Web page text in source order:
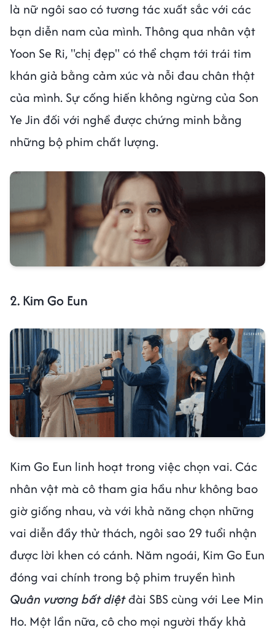
là nữ ngôi sao có tương tác xuất sắc với các
bạn diễn nam của mình. Thông qua nhân vật
Yoon Se Ri, "chị đẹp" có thể chạm tới trái tim
khán giả bằng cảm xúc và nỗi đau chân thật
của mình. Sự cống hiến không ngừng của Son
Ye Jin đối với nghề được chứng minh bằng
những bộ phim chất lượng.
2. Kim Go Eun
Kim Go Eun linh hoạt trong việc chọn vai. Các
nhân vật mà cô tham gia hầu như không bao
giờ giống nhau, và với khả năng chọn những
vai diễn đầy thử thách, ngôi sao 29 tuổi nhận
được lời khen có cánh. Năm ngoái, Kim Go Eun
đóng vai chính trong bộ phim truyền hình
Quân vương bất diệtđài SBS cùng với Lee Min
Ho. Một lần nữa, cô cho mọi người thấy khả